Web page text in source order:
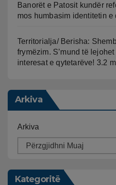
Banorët e Patosit kundër
mos humbasim identitetin e
Territorialja/ Berisha:
frymëzim. S’mund të
interesat e qytetarëve! 3.2
Arkiva
Arkiva
Kategoritë